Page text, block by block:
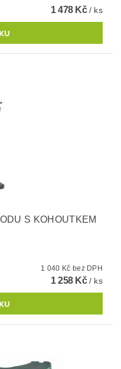
1 478 Kč/ ks
S KOHOUTKEM
1 040 Kč bez DPH
1 258 Kč/ ks